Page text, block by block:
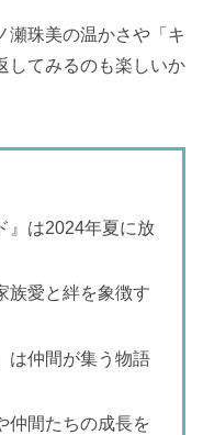
瀬珠美の温かさや「キ
してみるのも楽しいか
』は2024年夏に放
族愛と絆を象徴す
は仲間が集う物語
仲間たちの成長を